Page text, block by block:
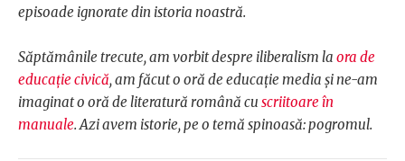
episoade ignorate din istoria noastră.
Săptămânile trecute, am vorbit despre iliberalism la ora de
educație civică, am făcut o oră de educație media și ne-am
imaginat o oră de literatură română cu scriitoare în
manuale. Azi avem istorie, pe o temă spinoasă: pogromul.